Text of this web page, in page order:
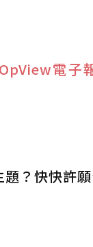
電子
？快快許